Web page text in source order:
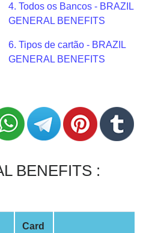
4. Todos os Bancos - BRAZIL
GENERAL BENEFITS
6. Tipos de cartão - BRAZIL
GENERAL BENEFITS
BENEFITS :
Card